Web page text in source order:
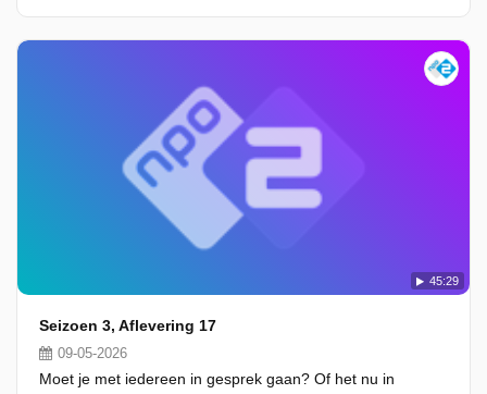
45:29
Seizoen 3, Aflevering 17
09-05-2026
Moet je met iedereen in gesprek gaan? Of het nu in